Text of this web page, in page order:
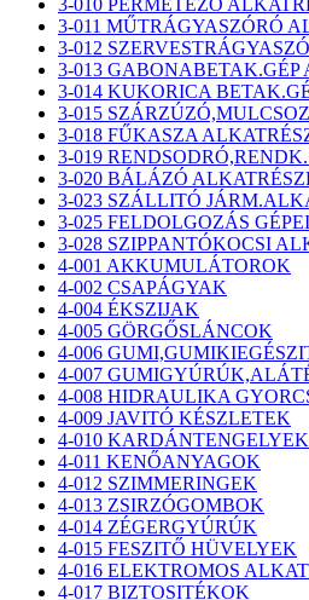
3-011 MŰTRÁGYASZÓRÓ
3-012
3-013 GABONABETAK.GÉP
3-014 KUKORICA
3-015
3-018 FŰKASZA
3-019
3-020 BÁLÁZÓ
3-023 SZÁLLITÓ
3-025 FELDOLGOZÁS GÉPEI
3-028 SZIPPANTÓKOCSI
4-001 AKKUMULÁTOROK
4-002 CSAPÁGYAK
4-004 ÉKSZIJAK
4-005 GÖRGŐSLÁNCOK
4-006
4-007
4-008 HIDRAULIKA
4-009 JAVITÓ KÉSZLETEK
4-010 KARDÁNTENGELYEK
4-011 KENŐANYAGOK
4-012 SZIMMERINGEK
4-013 ZSIRZÓGOMBOK
4-014 ZÉGERGYÚRÚK
4-015 FESZITŐ HÜVELYEK
4-016 ELEKTROMOS
4-017 BIZTOSITÉKOK